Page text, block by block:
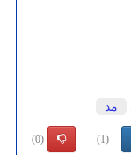
مد
(1)
(0)